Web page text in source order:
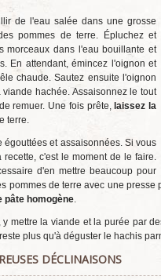
de l'eau salée dans une grosse
pommes de terre. Épluchez et
morceaux dans l'eau bouillante et
En attendant, émincez l'oignon et
chaude. Sautez ensuite l'oignon
hachée. Assaisonnez le tout
remuer. Une fois prête, laissez la
terre.
et assaisonnées. Si vous
c'est le moment de le faire.
d'en mettre beaucoup pour
pommes de terre avec une
pâte homogène.
mettre la viande et la purée par
plus qu'à déguster le hachis
DÉCLINAISONS